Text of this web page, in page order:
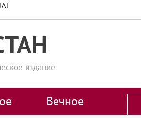
издание
Вечное